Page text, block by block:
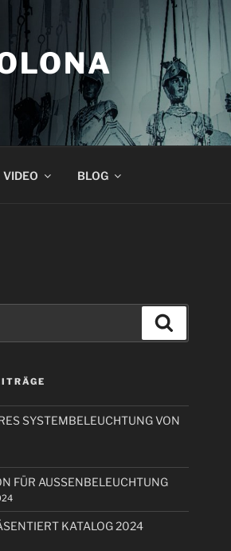
VIDEO BLOG
SYSTEMBELEUCHTUNG VON
FÜR AUSSENBELEUCHTUNG
KATALOG 2024